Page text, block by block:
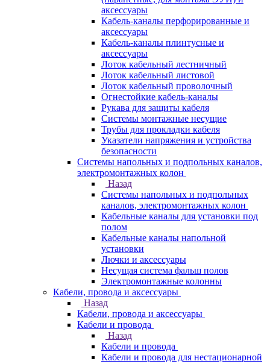
аксессуары
Кабель-каналы перфорированные и
аксессуары
Кабель-каналы плинтусные и
аксессуары
Лоток кабельный лестничный
Лоток кабельный листовой
Лоток кабельный проволочный
Огнестойкие кабель-каналы
Рукава для защиты кабеля
Системы монтажные несущие
Трубы для прокладки кабеля
Указатели напряжения и устройства
безопасности
Системы напольных и подпольных каналов,
электромонтажных колон
Назад
Системы напольных и подпольных
каналов, электромонтажных колон
Кабельные каналы для установки под
полом
Кабельные каналы напольной
установки
Лючки и аксессуары
Несущая система фальш полов
Электромонтажные колонны
Кабели, провода и аксессуары
Назад
Кабели, провода и аксессуары
Кабели и провода
Назад
Кабели и провода
Кабели и провода для нестационарной